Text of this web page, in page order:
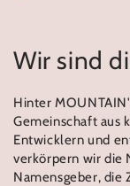
Wir sind
Hinter
Gemeinschaft aus
Entwicklern und
verkörpern wir die
Namensgeber, die